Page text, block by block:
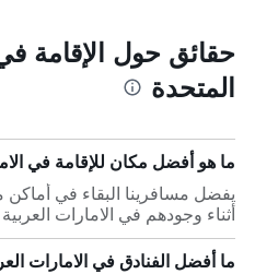
حقائق حول الإقامة
المتحدة
ما هو أفضل مكان للإقامة في
يفضل مسافرينا البقاء في
أثناء وجودهم في الامارات
ما أفضل الفنادق في الامارات